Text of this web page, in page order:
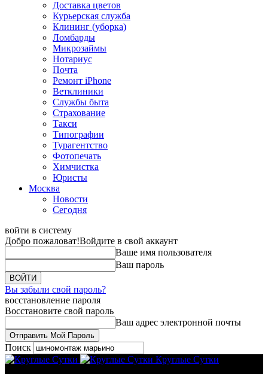
Доставка цветов
Курьерская служба
Клининг (уборка)
Ломбарды
Микрозаймы
Нотариус
Почта
Ремонт iPhone
Ветклиники
Службы быта
Страхование
Такси
Типографии
Турагентство
Фотопечать
Химчистка
Юристы
Москва
Новости
Сегодня
войти в систему
Добро пожаловат!Войдите в свой аккаунт
Ваше имя пользователя
Ваш пароль
Вы забыли свой пароль?
восстановление пароля
Восстановите свой пароль
Ваш адрес электронной почты
Поиск
Круглые Сутки